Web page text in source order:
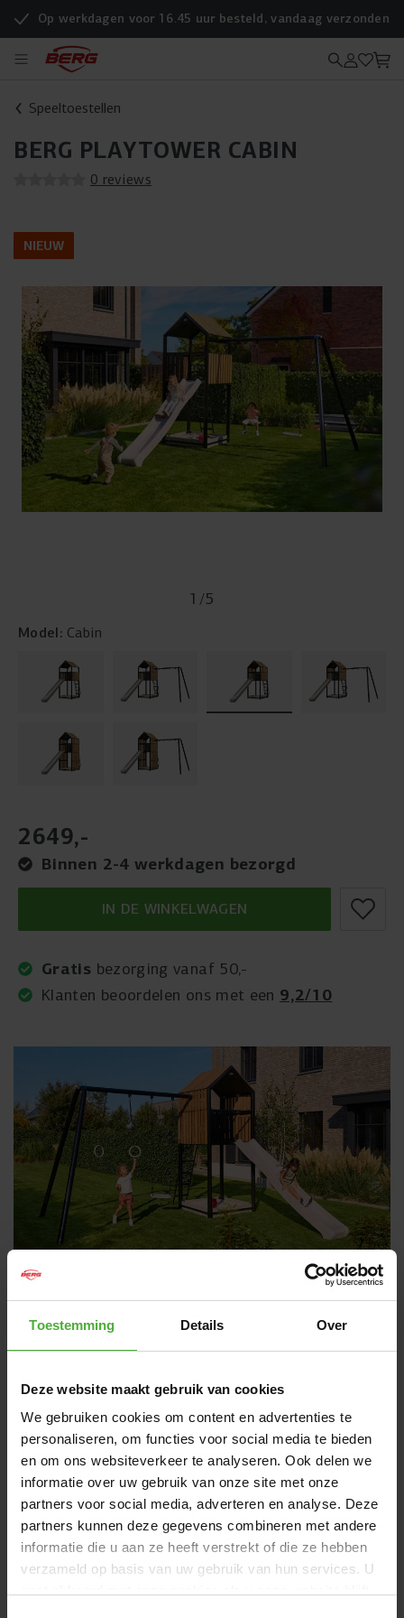
Toestemming Details Over
Deze website maakt gebruik van cookies
We gebruiken cookies om content en advertenties te
personaliseren, om functies voor social media te bieden
en om ons websiteverkeer te analyseren. Ook delen we
informatie over uw gebruik van onze site met onze
partners voor social media, adverteren en analyse. Deze
partners kunnen deze gegevens combineren met andere
informatie die u aan ze heeft verstrekt of die ze hebben
verzameld op basis van uw gebruik van hun services. U
Op werkdagen voor 16.45 uur besteld, vandaag verzonden
Speeltoestellen
BERG PLAYTOWER CABIN
0 reviews
NIEUW
1 /5
BERG PLAYTOWER
De BERG PlayTower is het ultieme speelparadijs voor
gezinnen met jonge kinderen. Het is een plek waar
kinderen niet alleen spelen, maar ook leren en ontdekken in
een veilige en vertrouwde omgeving. Klimmen, klauteren,
schommelen en verkennen – elke dag brengt een nieuw
avontuur. Samen verzinnen kinderen de mooiste verhalen,
ontwikkelen ze hun creativiteit en leren ze spelenderwijs
sociale en cognitieve vaardigheden. Zo groeit de
speeltoren moeiteloos mee met hun fantasie én
ontwikkeling.
Model: Cabin
2649,-
Binnen 2-4 werkdagen bezorgd
IN DE WINKELWAGEN
Gratis bezorging vanaf 50,-
Klanten beoordelen ons met een 9,2/10